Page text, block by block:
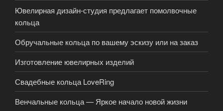
Ювелирная дизайн-студия предлагает помолвочные
кольца
Обручальные кольца по вашему эскизу или на заказ
Изготовление ювелирных изделий
Свадебные кольца LoveRing
Венчальные кольца — Яркое начало новой жизни